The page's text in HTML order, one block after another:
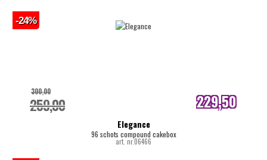
Elegance
96 schots compound cakebox
art. nr.06466
259,00
300,00 229,50
internetprijs
-24%